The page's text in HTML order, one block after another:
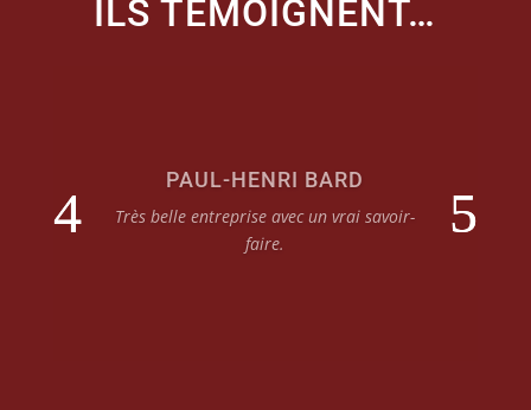
ILS TEMOIGNENT…
Excellente entreprise, très professionnelle.
fêtes de Villeneuve-Sous-Pymont et le travail